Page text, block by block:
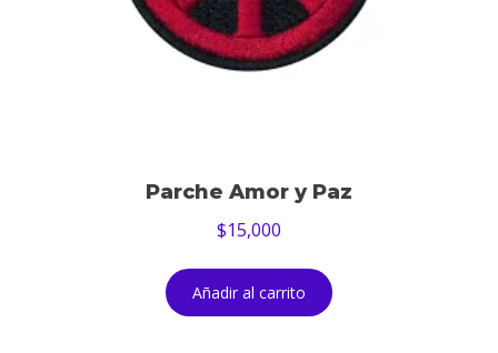
Parche Amor y Paz
$15,000
Añadir al carrito